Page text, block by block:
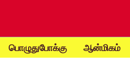
பொழுதுபோக்கு ஆன்மிகம்